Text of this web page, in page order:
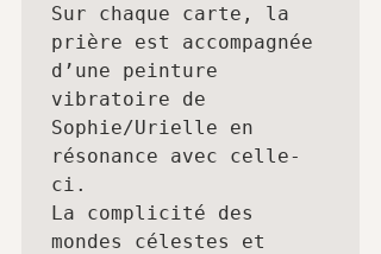
Sur chaque carte, la
prière est accompagnée
d’une peinture
vibratoire de
Sophie/Urielle en
résonance avec celle-
ci.
La complicité des
mondes célestes et